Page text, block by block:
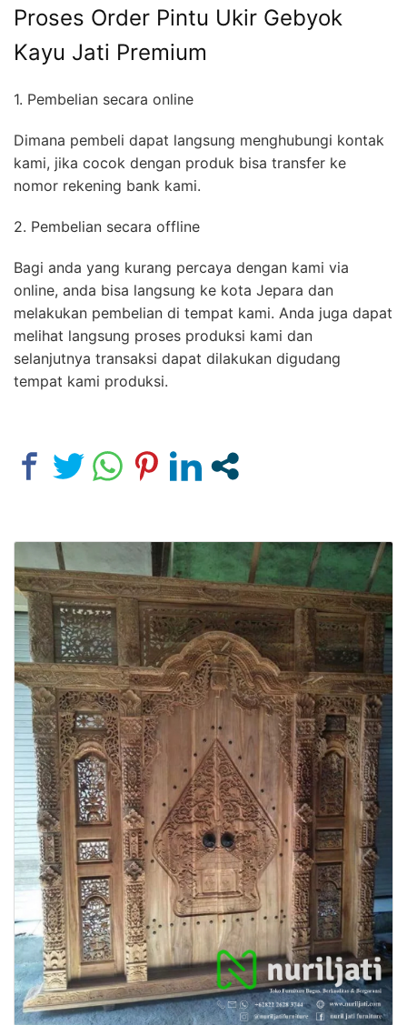
Proses Order Pintu Ukir Gebyok
Kayu Jati Premium
1. Pembelian secara online
Dimana pembeli dapat langsung menghubungi kontak
kami, jika cocok dengan produk bisa transfer ke
nomor rekening bank kami.
2. Pembelian secara offline
Bagi anda yang kurang percaya dengan kami via
online, anda bisa langsung ke kota Jepara dan
melakukan pembelian di tempat kami. Anda juga dapat
melihat langsung proses produksi kami dan
selanjutnya transaksi dapat dilakukan digudang
tempat kami produksi.